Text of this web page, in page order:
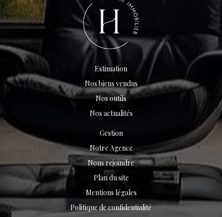
Estimation
Nos biens vendus
Nos outils
Nos actualités
Gestion
Notre Agence
Nous rejoindre
Plan du site
Mentions légales
Politique de confidentialité